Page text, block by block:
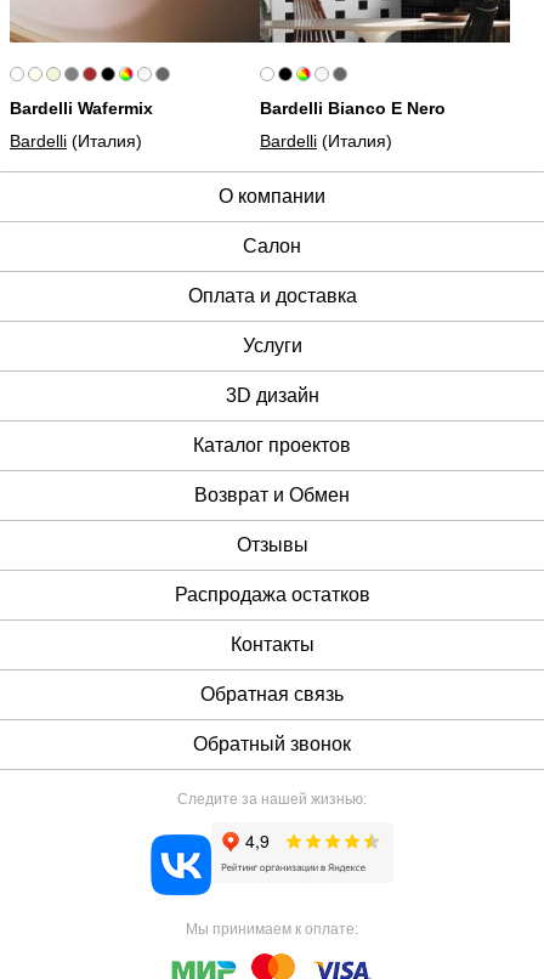
Bardelli Wafermix
Bardelli (Италия)
Bardelli Bianco E Nero
Bardelli (Италия)
О компании
Cалон
Оплата и доставка
Услуги
3D дизайн
Каталог проектов
Возврат и Обмен
Отзывы
Распродажа остатков
Контакты
Обратная связь
Обратный звонок
Следите за нашей жизнью:
Мы принимаем к оплате: